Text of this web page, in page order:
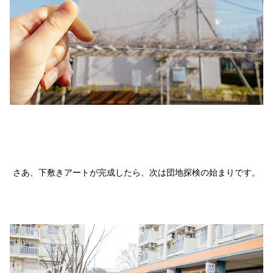
さあ、下敷きアートが完成したら、次は団地探検の始まりです。